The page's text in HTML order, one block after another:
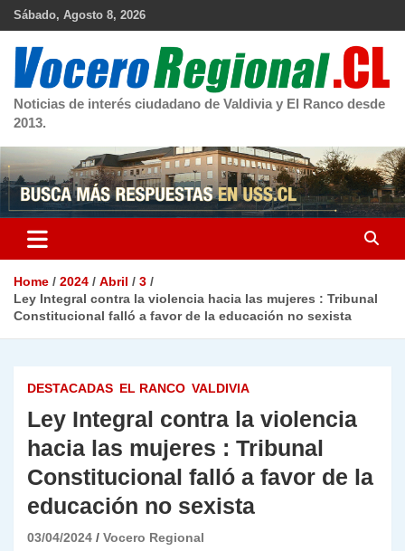
Skip
Sábado, Agosto 8, 2026
Noticias de interés ciudadano de Valdivia y El Ranco desde
2013.
Home 2024 Abril
3
Ley Integral contra la violencia hacia las mujeres : Tribunal
Constitucional falló a favor de la educación no sexista
DESTACADAS EL RANCO VALDIVIA
Ley Integral contra la violencia
hacia las mujeres : Tribunal
Constitucional falló a favor de la
educación no sexista
03/04/2024 Vocero Regional